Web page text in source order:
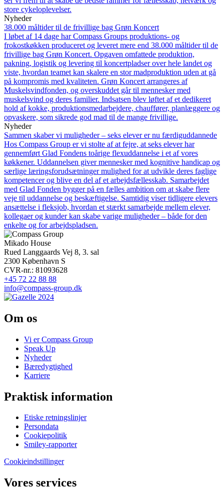
store cykeloplevelser.
Nyheder
38.000 måltider til de frivillige bag Grøn Koncert
I løbet af 14 dage har Compass Groups produktions- og
frokostkøkken produceret og leveret mere end 38.000 måltider til de
frivillige bag Grøn Koncert. Opgaven omfattede produktion,
pakning, logistik og levering til koncertpladser over hele landet og
viste, hvordan teamet kan skalere en stor madproduktion uden at gå
på kompromis med kvaliteten. Grøn Koncert arrangeres af
Muskelsvindfonden, og overskuddet går til mennesker med
muskelsvind og deres familier. Indsatsen blev løftet af et dedikeret
hold af kokke, produktionsmedarbejdere, chauffører, planlæggere og
opvaskere, som sikrede god mad til de mange frivillige.
Nyheder
Sammen skaber vi muligheder – seks elever er nu færdiguddannede
Hos Compass Group er vi stolte af at fejre, at seks elever har
gennemført Glad Fondens toårige flexuddannelse i et af vores
køkkener. Uddannelsen giver mennesker med kognitive handicap og
særlige læringsforudsætninger mulighed for at udvikle deres faglige
kompetencer og blive en del af et arbejdsfællesskab. Samarbejdet
med Glad Fonden bygger på en fælles ambition om at skabe flere
veje til uddannelse og beskæftigelse. Samtidig viser tidligere elevers
ansættelse i fleksjob, hvordan et stærkt samarbejde mellem elever,
kollegaer og kunder kan skabe varige muligheder – både for den
enkelte og for arbejdspladsen.
Mikado House
Rued Langgaards Vej 8, 3. sal
2300 København S
CVR-nr.: 81093628
+45 72 22 88 88
info@compass-group.dk
Om os
Vi er Compass Group
Speak Up
Nyheder
Bæredygtighed
Karriere
Praktisk information
Etiske retningslinjer
Persondata
Cookiepolitik
Smiley-rapporter
Cookieindstillinger
Vores services